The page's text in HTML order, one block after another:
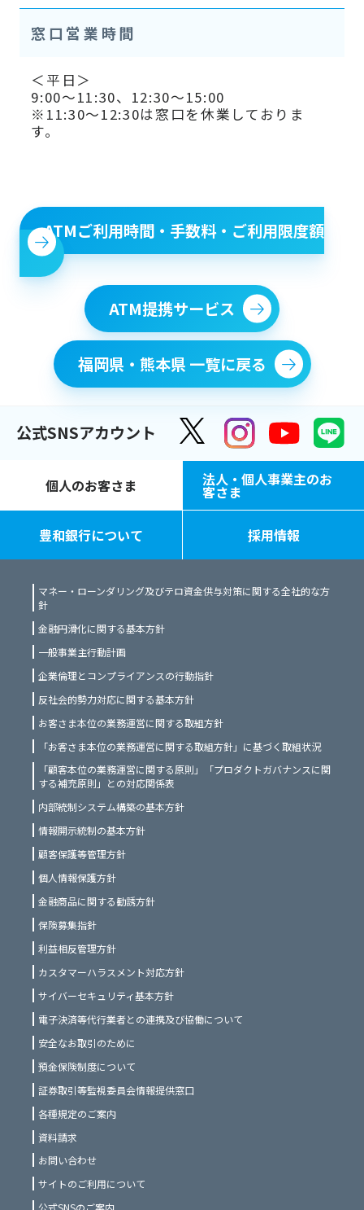
窓口営業時間
＜平日＞
9:00～11:30、12:30～15:00
※11:30～12:30は窓口を休業しておりま
す。
ATMご利用時間・手数料・ご利用限度額
ATM提携サービス
福岡県・熊本県 一覧に戻る
公式SNSアカウント
個人のお客さま 法人・個人事業主のお
客さま
豊和銀行について 採用情報
マネー・ローンダリング及びテロ資金供与対策に関する全社的な方
針
金融円滑化に関する基本方針
一般事業主行動計画
企業倫理とコンプライアンスの行動指針
反社会的勢力対応に関する基本方針
お客さま本位の業務運営に関する取組方針
「お客さま本位の業務運営に関する取組方針」に基づく取組状況
「顧客本位の業務運営に関する原則」「プロダクトガバナンスに関
する補充原則」との対応関係表
内部統制システム構築の基本方針
情報開示統制の基本方針
顧客保護等管理方針
個人情報保護方針
金融商品に関する勧誘方針
保険募集指針
利益相反管理方針
カスタマーハラスメント対応方針
サイバーセキュリティ基本方針
電子決済等代行業者との連携及び協働について
安全なお取引のために
預金保険制度について
証券取引等監視委員会情報提供窓口
各種規定のご案内
資料請求
お問い合わせ
サイトのご利用について